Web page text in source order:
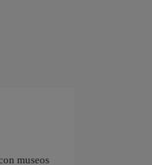
museos